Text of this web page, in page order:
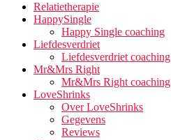
Relatietherapie
HappySingle
Happy Single coaching
Liefdesverdriet
Liefdesverdriet coaching
Mr&Mrs Right
Mr&Mrs Right coaching
LoveShrinks
Over LoveShrinks
Gegevens
Reviews